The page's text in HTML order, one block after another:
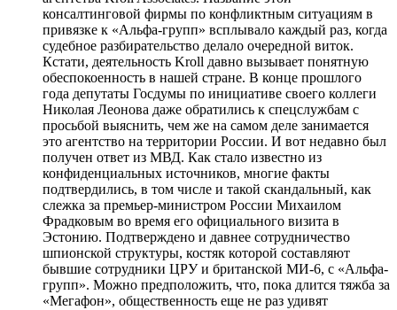
консалтинговой фирмы по конфликтным ситуациям в
привязке к «Альфа-групп» всплывало каждый раз, когда
судебное разбирательство делало очередной виток.
Кстати, деятельность Kroll давно вызывает понятную
обеспокоенность в нашей стране. В конце прошлого
года депутаты Госдумы по инициативе своего коллеги
Николая Леонова даже обратились к спецслужбам с
просьбой выяснить, чем же на самом деле занимается
это агентство на территории России. И вот недавно был
получен ответ из МВД. Как стало известно из
конфиденциальных источников, многие факты
подтвердились, в том числе и такой скандальный, как
слежка за премьер-министром России Михаилом
Фрадковым во время его официального визита в
Эстонию. Подтверждено и давнее сотрудничество
шпионской структуры, костяк которой составляют
бывшие сотрудники ЦРУ и британской МИ-6, с «Альфа-
групп». Можно предположить, что, пока длится тяжба за
«Мегафон», общественность еще не раз удивят